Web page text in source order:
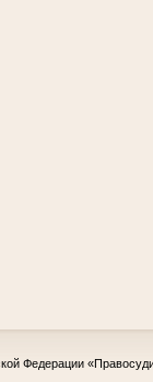
Федерации